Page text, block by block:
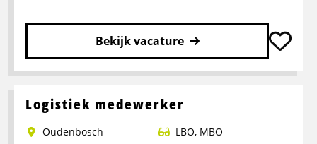
Bekijk vacature
Lees
over
Operator
Productie
Logistiek medewerker
Oudenbosch LBO, MBO